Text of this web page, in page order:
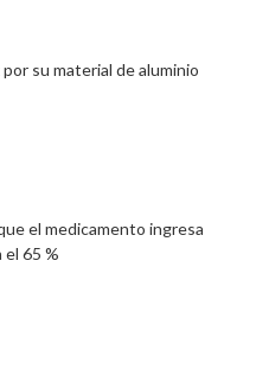
su material de aluminio
el medicamento ingresa
65 %